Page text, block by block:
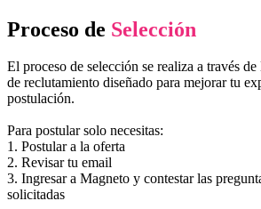
Proceso de Selección
El proceso de selección se realiza a través
de reclutamiento diseñado para mejorar tu
postulación.
Para postular solo necesitas:
1. Postular a la oferta
2. Revisar tu email
3. Ingresar a Magneto y contestar las
solicitadas